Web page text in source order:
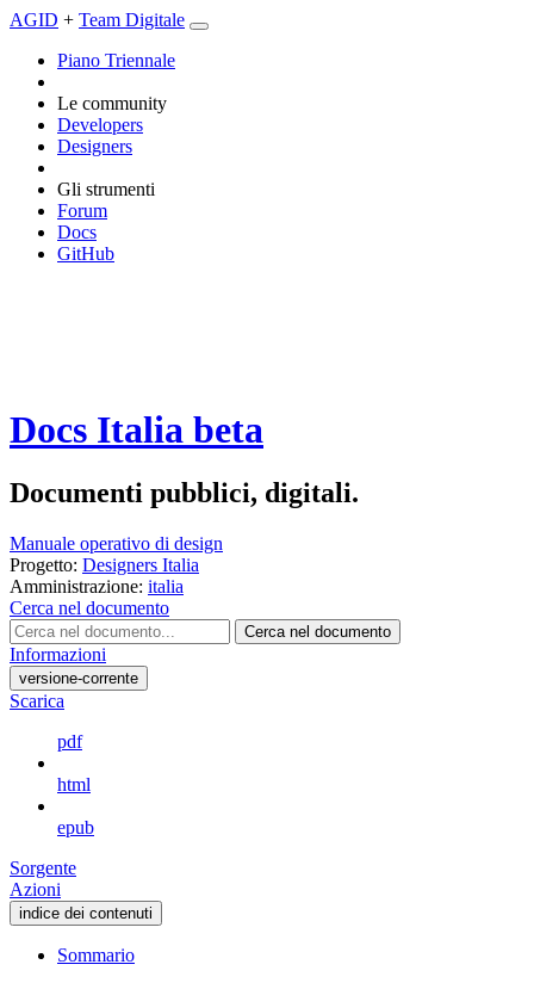
AGID + Team Digitale
Piano Triennale
Le community
Developers
Designers
Gli strumenti
Forum
Docs
GitHub
Docs Italia beta
Documenti pubblici, digitali.
Manuale operativo di design
Progetto: Designers Italia
Amministrazione: italia
Cerca nel documento
Cerca nel documento
Informazioni
versione-corrente
Scarica
pdf
html
epub
Sorgente
Azioni
indice dei contenuti
Sommario